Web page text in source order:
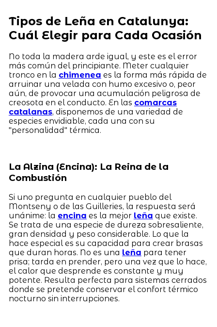
Tipos de Leña en Catalunya:
Cuál Elegir para Cada Ocasión
No toda la madera arde igual, y este es el error
más común del principiante. Meter cualquier
tronco en la chimenea es la forma más rápida de
arruinar una velada con humo excesivo o, peor
aún, de provocar una acumulación peligrosa de
creosota en el conducto. En las comarcas
catalanas, disponemos de una variedad de
especies envidiable, cada una con su
"personalidad" térmica.
La Alzina (Encina): La Reina de la
Combustión
Si uno pregunta en cualquier pueblo del
Montseny o de las Guilleries, la respuesta será
unánime: la encina es la mejor leña que existe.
Se trata de una especie de dureza sobresaliente,
gran densidad y peso considerable. Lo que la
hace especial es su capacidad para crear brasas
que duran horas. No es una leña para tener
prisa; tarda en prender, pero una vez que lo hace,
el calor que desprende es constante y muy
potente. Resulta perfecta para sistemas cerrados
donde se pretende conservar el confort térmico
nocturno sin interrupciones.